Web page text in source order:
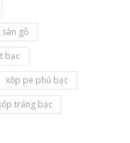
gỗ
bạc
xốp pe phủ bạc
tráng bạc